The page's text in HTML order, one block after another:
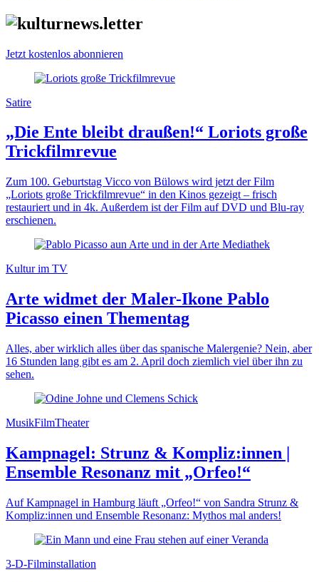
Jetzt kostenlos abonnieren
Satire
„Die Ente bleibt draußen!“ Loriots große
Trickfilmrevue
Zum 100. Geburtstag Vicco von Bülows wird jetzt der Film
„Loriots große Trickfilmrevue“ in den Kinos gezeigt – frisch
restauriert und in 4k. Außerdem ist der Film auf DVD und Blu-ray
erschienen.
Kultur im TV
Arte widmet der Maler-Ikone Pablo
Picasso einen Thementag
Alles, aber wirklich alles über das spanische Malergenie? Nein, aber
16 Stunden lang gibt es am 2. April doch ziemlich viel über ihn zu
sehen.
MusikFilmTheater
Kampnagel: Strunz & Kompliz:innen |
Ensemble Resonanz mit „Orfeo!“
Auf Kampnagel in Hamburg läuft „Orfeo!“ von Sandra Strunz &
Kompliz:innen und Ensemble Resonanz: Mythos mal anders!
3-D-Filminstallation